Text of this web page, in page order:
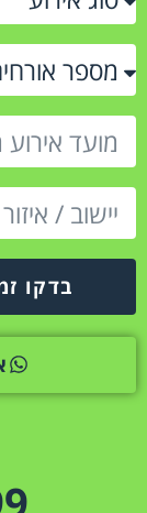
בדקו